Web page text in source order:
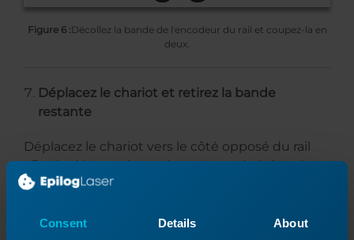
Consent Details About
Figure 6 :Décollez la bande de l'encodeur du rail et coupez-la en
deux.
Déplacez le chariot et retirez la bande
restante
Déplacez le chariot vers le côté opposé du rail
afin de dégager la partie restante de la bande
de l'encodeur, puis retirez-la.